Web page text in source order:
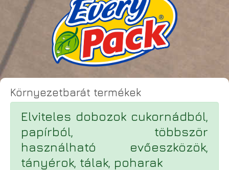
Környezetbarát termékek
Elviteles dobozok cukornádból,
papírból, többször
használható evőeszközök,
tányérok, tálak, poharak